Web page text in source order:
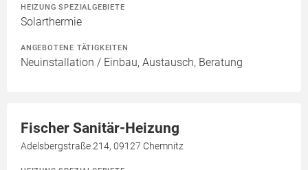
HEIZUNG SPEZIALGEBIETE
Solarthermie
ANGEBOTENE TÄTIGKEITEN
Neuinstallation / Einbau, Austausch, Beratung
Fischer Sanitär-Heizung
Adelsbergstraße 214, 09127 Chemnitz